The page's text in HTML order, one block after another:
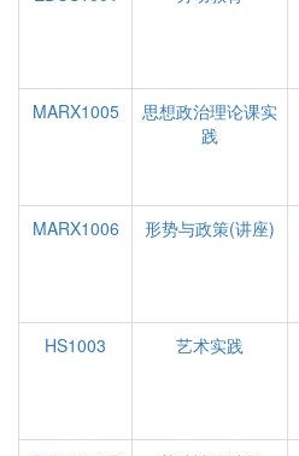
MARX1005
思想政治理论课实
践
MARX1006
形势与政策(讲座)
HS1003
艺术实践